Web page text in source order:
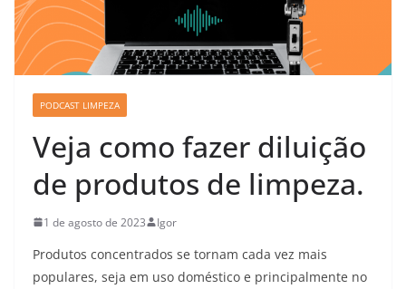
PODCAST LIMPEZA
Veja como fazer diluição
de produtos de limpeza.
1 de agosto de 2023 Igor
Produtos concentrados se tornam cada vez mais
populares, seja em uso doméstico e principalmente no